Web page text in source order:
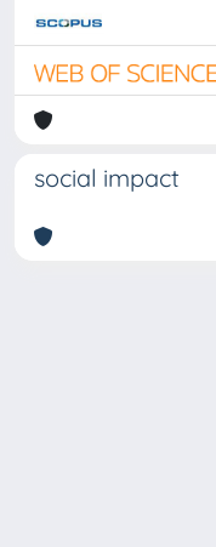
social impact